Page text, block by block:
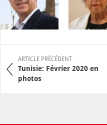
ARTICLE PRÉCÉDENT
Tunisie: Février 2020 en
photos